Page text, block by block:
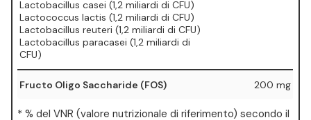
⁠Lactobacillus casei (1,2 miliardi di CFU)
⁠Lactococcus lactis (1,2 miliardi di CFU)
⁠Lactobacillus reuteri (1,2 miliardi di CFU)
⁠Lactobacillus paracasei (1,2 miliardi di
CFU)
Fructo Oligo Saccharide (FOS) 200 mg
* % del VNR (valore nutrizionale di riferimento) secondo il